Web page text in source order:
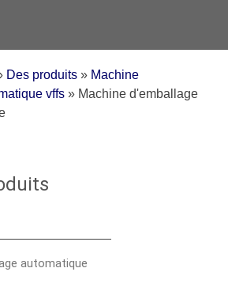
Des produits » Machine
vffs » Machine d'emballage
automatique